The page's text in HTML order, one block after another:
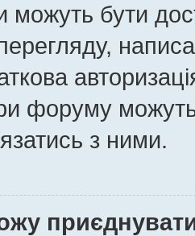
можуть бути
форуму
з ними.